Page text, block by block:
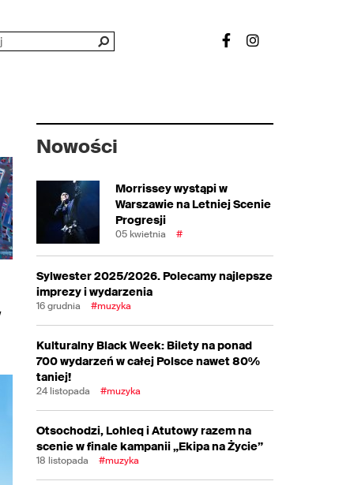
Nowości
Morrissey wystąpi w
Warszawie na Letniej Scenie
Progresji
05 kwietnia #
Sylwester 2025/2026. Polecamy najlepsze
imprezy i wydarzenia
16 grudnia #muzyka
Kulturalny Black Week: Bilety na ponad
700 wydarzeń w całej Polsce nawet 80%
taniej!
24 listopada #muzyka
Otsochodzi, Lohleq i Atutowy razem na
scenie w finale kampanii „Ekipa na Życie”
18 listopada #muzyka